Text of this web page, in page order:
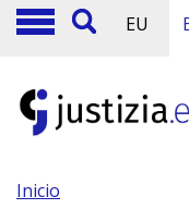
EU
Inicio